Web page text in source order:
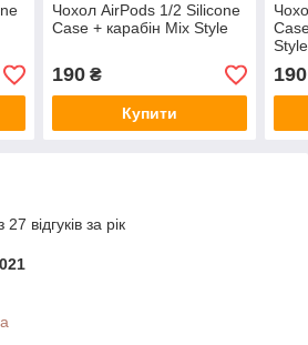
Чохол AirPods 1/2 Silicone
Case + карабін Mix Style
190₴
Купити
Style
190
відгуків за рік